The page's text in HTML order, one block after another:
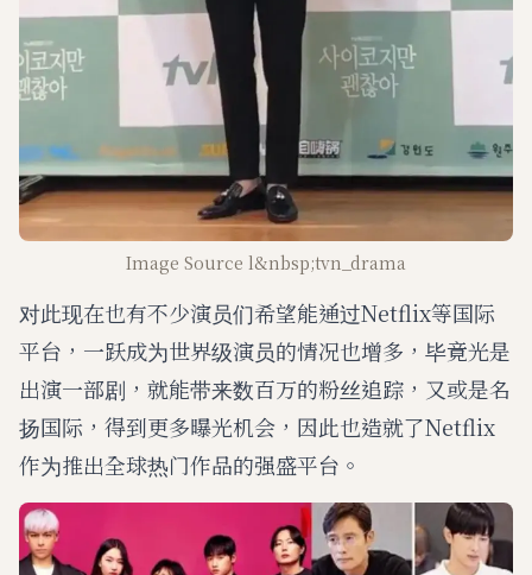
Image Source l&nbsp;tvn_drama
对此现在也有不少演员们希望能通过Netflix等国际
平台，一跃成为世界级演员的情况也增多，毕竟光是
出演一部剧，就能带来数百万的粉丝追踪，又或是名
扬国际，得到更多曝光机会，因此也造就了Netflix
作为推出全球热门作品的强盛平台。